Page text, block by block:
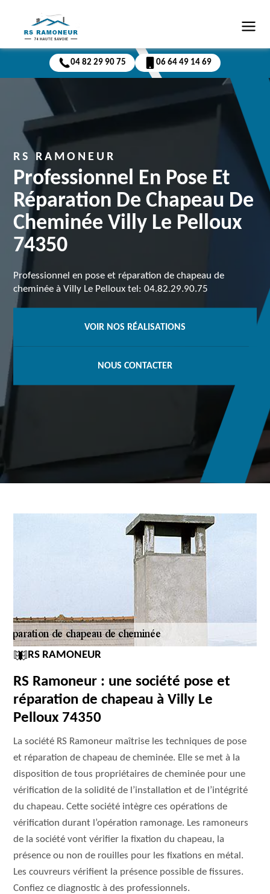
04 82 29 90 75 06 64 49 14 69
RS RAMONEUR
Professionnel En Pose Et
Réparation De Chapeau De
Cheminée Villy Le Pelloux
74350
Professionnel en pose et réparation de chapeau de
cheminée à Villy Le Pelloux tel: 04.82.29.90.75
VOIR NOS RÉALISATIONS
NOUS CONTACTER
RS RAMONEUR
RS Ramoneur : une société pose et
réparation de chapeau à Villy Le
Pelloux 74350
La société RS Ramoneur maîtrise les techniques de pose
et réparation de chapeau de cheminée. Elle se met à la
disposition de tous propriétaires de cheminée pour une
vérification de la solidité de l’installation et de l’intégrité
du chapeau. Cette société intègre ces opérations de
vérification durant l’opération ramonage. Les ramoneurs
de la société vont vérifier la fixation du chapeau, la
présence ou non de rouilles pour les fixations en métal.
Les couvreurs vérifient la présence possible de fissures.
Confiez ce diagnostic à des professionnels.